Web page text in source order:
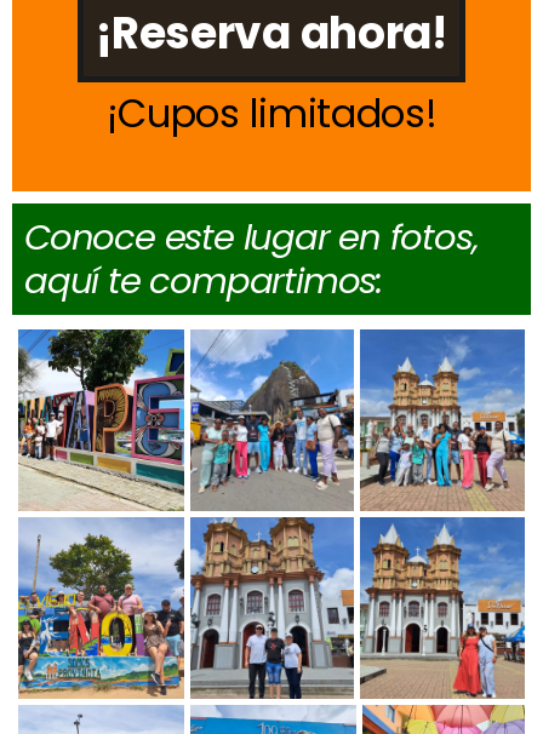
¡Reserva ahora!
Cupos limitados
Conoce este lugar en fotos,
aquí te compartimos: